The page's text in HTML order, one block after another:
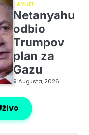
SVIJET
Netanyahu
odbio
Trumpov
plan za
Gazu
9 Augusta, 2026